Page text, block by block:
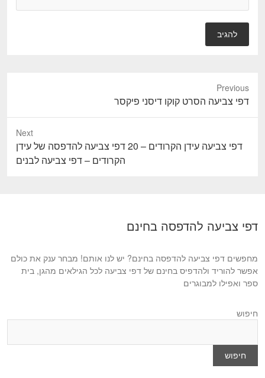
Previous
P
r
o
t
:
דפי צביעה הסרט קוקו דיסני פיקסר
Next
N
s
:
דפי צביעה עידן הקרודים – 20 דפי צביעה להדפסה של עידן
הקרודים – דפי צביעה לבנים
דפי צביעה להדפסה בחינם
מחפשים דפי צביעה להדפסה בחינם? יש לנו אותם! מבחר ענק את כולם
אפשר להוריד ולהדפיס בחינם של דפי צביעה לכל הגילאים מהגן, בית
ספר ואפילו למבוגרים
חיפוש
חיפוש